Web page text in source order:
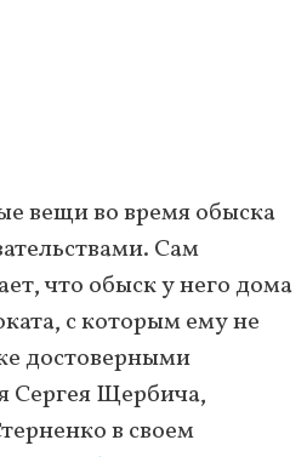
вещи во время обыска
Сам
что обыск у него дома
с которым ему не
достоверными
Сергея Щербича,
в своем